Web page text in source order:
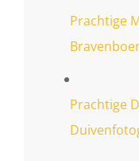
Prachtige
Prachtige